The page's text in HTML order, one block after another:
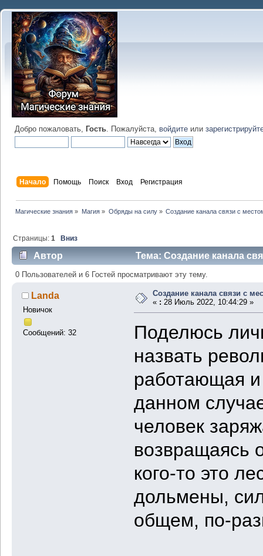
Добро пожаловать, Гость. Пожалуйста, войдите или
Начало Помощь Поиск Вход Регистрация
Магические знания » Магия » Обряды на силу» Создание канала связи с
Страницы:1 Вниз
Автор Тема: Создание канала
0 Пользователей и 6 Гостей просматривают эту тему.
Landa
Новичок
Сообщений: 32
Создание канала связи с
« : 28 Июль 2022, 10:44:29 »
Поделюсь
назвать
работающая
данном
человек
возвращаясь
кого-то это
дольмены,
общем, по-